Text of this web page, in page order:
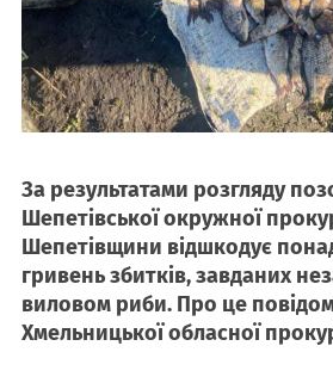
За результатами розгляду
Шепетівської окружної
Шепетівщини відшкодує
гривень збитків, завданих
виловом риби. Про це
Хмельницької обласної